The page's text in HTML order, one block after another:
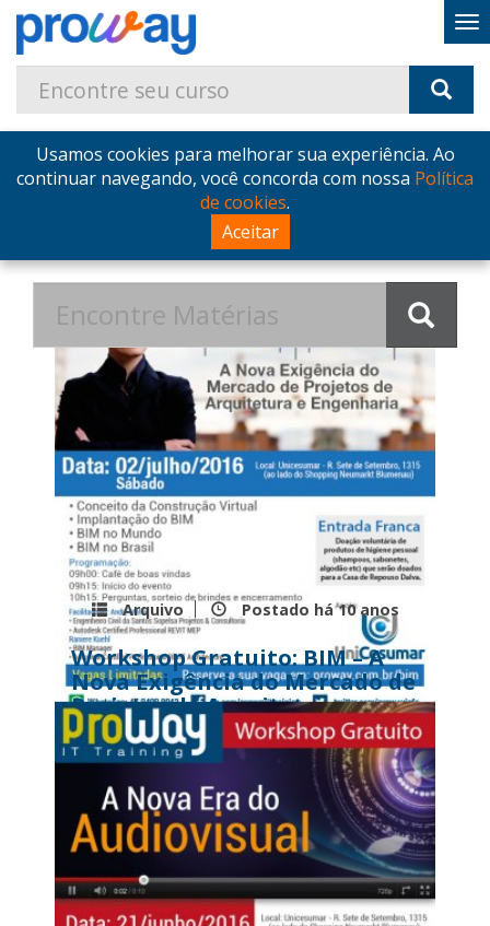
Usamos cookies para melhorar sua experiência. Ao
continuar navegando, você concorda com nossa Política
de cookies.
Aceitar
Home Blog Postagens de Junho de 2016
Postagens de Junho de 2016
no Blog - ProWay
Arquivo Postado há10 anos
Workshop Gratuito: BIM – A
Nova Exigência do Mercado de
Projetos de Arquitetura e
Engenharia
Leia mais